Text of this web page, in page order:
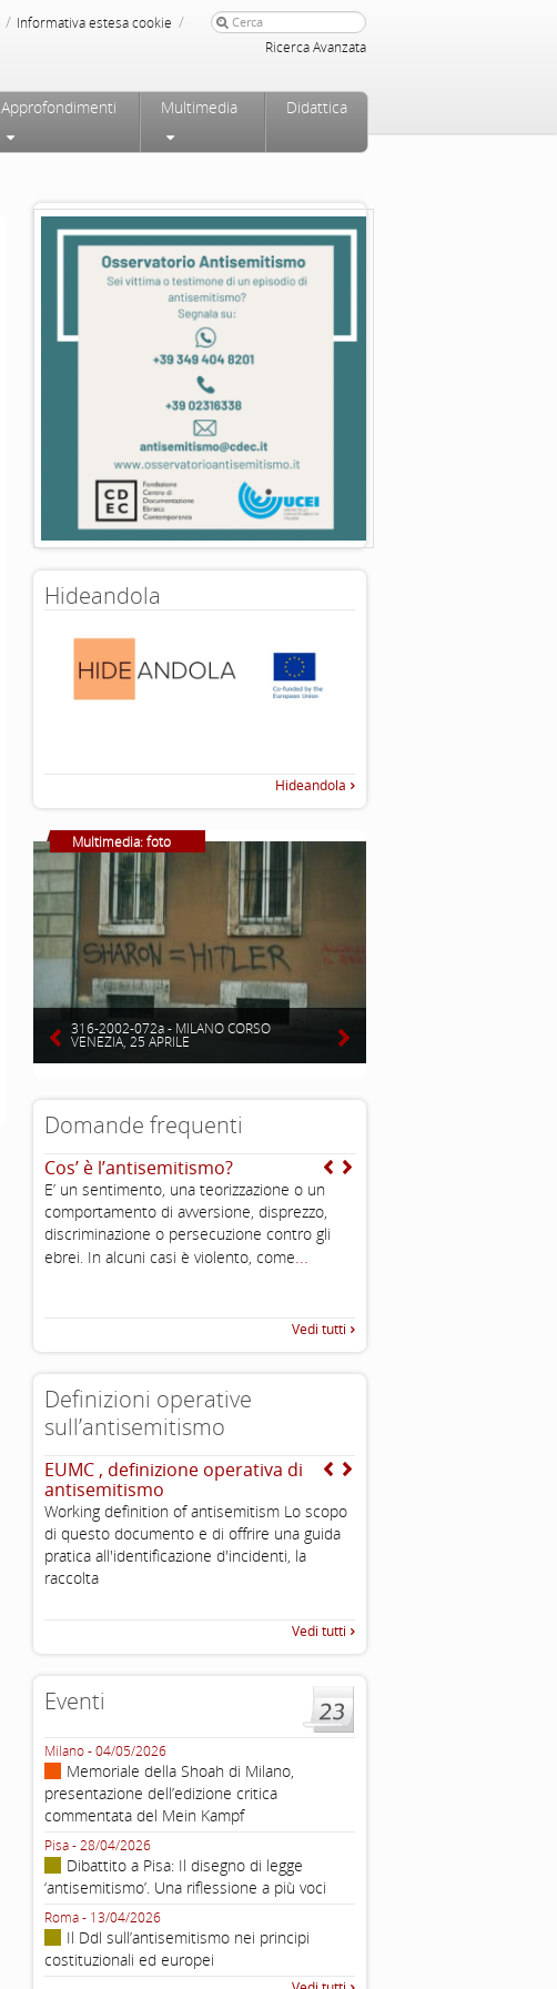
/ Informativa estesa cookie /
Ricerca Avanzata
Approfondimenti Multimedia Didattica
Hideandola
Hideandola
Multimedia: foto
316-2002-072a - MILANO CORSO
VENEZIA, 25 APRILE
Domande frequenti
Cos’ è l’antisemitismo?
E’ un sentimento, una teorizzazione o un
comportamento di avversione, disprezzo,
discriminazione o persecuzione contro gli
ebrei. In alcuni casi è violento, come...
Vedi tutti
Definizioni operative
sull’antisemitismo
EUMC , definizione operativa di
antisemitismo
Working definition of antisemitism Lo scopo
di questo documento e di offrire una guida
pratica all'identificazione d'incidenti, la
raccolta
Vedi tutti
Eventi
Milano - 04/05/2026
Memoriale della Shoah di Milano,
presentazione dell’edizione critica
commentata del Mein Kampf
Pisa - 28/04/2026
Dibattito a Pisa: Il disegno di legge
‘antisemitismo’. Una riflessione a più voci
Roma - 13/04/2026
Il Ddl sull’antisemitismo nei principi
costituzionali ed europei